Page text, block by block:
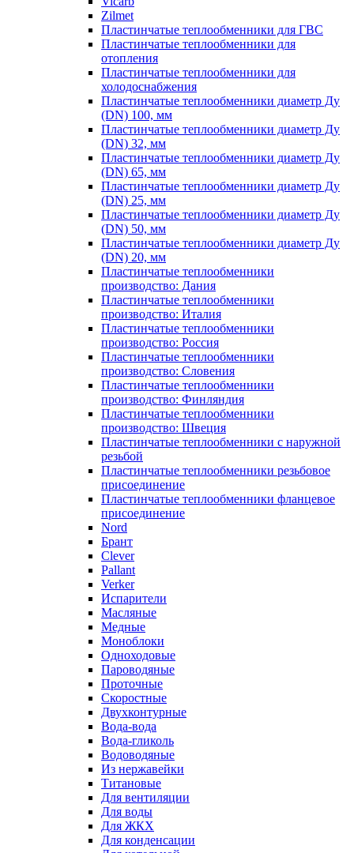
Zilmet
Пластинчатые теплообменники для ГВС
Пластинчатые теплообменники для
отопления
Пластинчатые теплообменники для
холодоснабжения
Пластинчатые теплообменники диаметр Ду
(DN) 100, мм
Пластинчатые теплообменники диаметр Ду
(DN) 32, мм
Пластинчатые теплообменники диаметр Ду
(DN) 65, мм
Пластинчатые теплообменники диаметр Ду
(DN) 25, мм
Пластинчатые теплообменники диаметр Ду
(DN) 50, мм
Пластинчатые теплообменники диаметр Ду
(DN) 20, мм
Пластинчатые теплообменники
производство: Дания
Пластинчатые теплообменники
производство: Италия
Пластинчатые теплообменники
производство: Россия
Пластинчатые теплообменники
производство: Словения
Пластинчатые теплообменники
производство: Финляндия
Пластинчатые теплообменники
производство: Швеция
Пластинчатые теплообменники с наружной
резьбой
Пластинчатые теплообменники резьбовое
присоединение
Пластинчатые теплообменники фланцевое
присоединение
Nord
Брант
Clever
Pallant
Verker
Испарители
Масляные
Медные
Моноблоки
Одноходовые
Пароводяные
Проточные
Скоростные
Двухконтурные
Вода-вода
Вода-гликоль
Водоводяные
Из нержавейки
Титановые
Для вентиляции
Для воды
Для ЖКХ
Для конденсации